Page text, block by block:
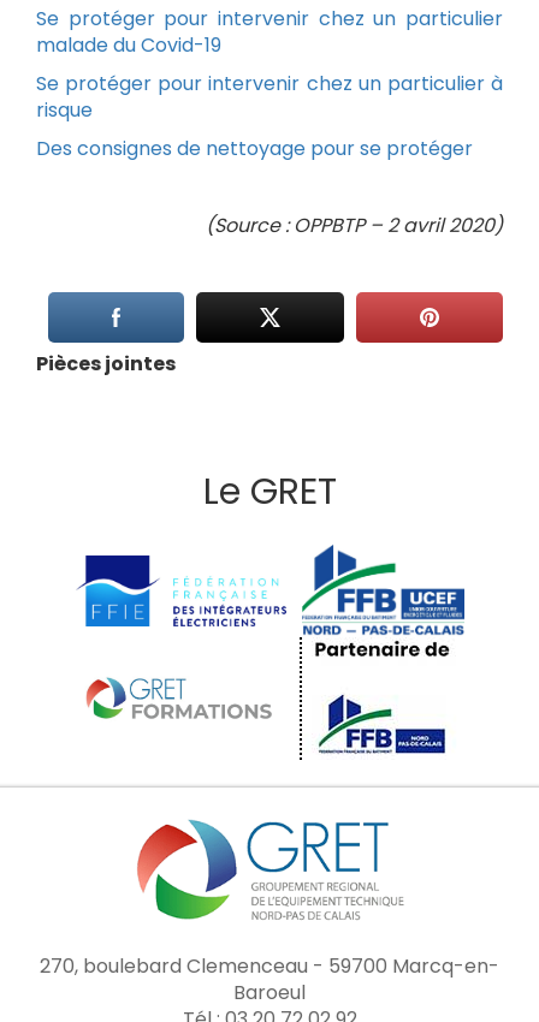
Se protéger pour intervenir chez un particulier
malade du Covid-19
Se protéger pour intervenir chez un particulier à
risque
Des consignes de nettoyage pour se protéger
(Source : OPPBTP – 2 avril 2020)
Pièces jointes
Le GRET
270, boulebard Clemenceau - 59700 Marcq-en-
Baroeul